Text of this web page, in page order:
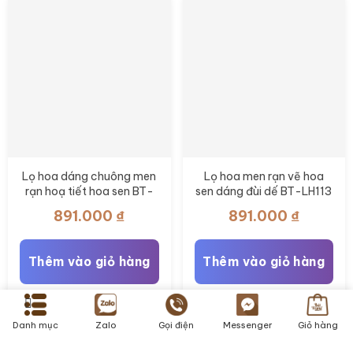
Lọ hoa dáng chuông men
rạn hoạ tiết hoa sen BT-
891.000 ₫
Thêm vào giỏ hàng
Lọ hoa men rạn vẽ hoa
sen dáng đùi dế BT-LH113
891.000 ₫
Thêm vào giỏ hàng
Danh mục Zalo Gọi điện Messenger Giỏ hàng